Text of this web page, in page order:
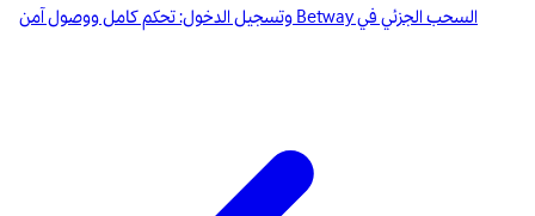
السحب الجزئي في Betway وتسجيل الدخول: تحكم كامل ووصول آمن